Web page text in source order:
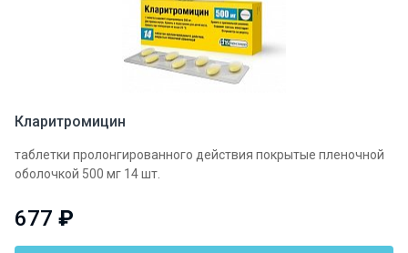
Кларитромицин
таблетки пролонгированного действия покрытые пленочной
оболочкой 500 мг 14 шт.
677 ₽